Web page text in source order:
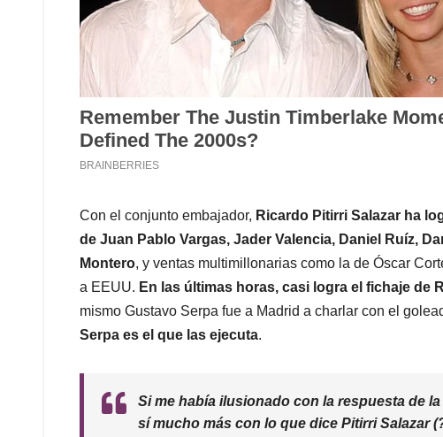
Con el conjunto embajador, Ricardo Pitirri Salazar ha
de Juan Pablo Vargas, Jader Valencia, Daniel Ruíz,
Montero, y ventas multimillonarias como la de Óscar
a EEUU. En las últimas horas, casi logra el fichaje de
mismo Gustavo Serpa fue a Madrid a charlar con el
Serpa es el que las ejecuta.
Si me había ilusionado con la respuesta de
sí mucho más con lo que dice Pitirri Salazar